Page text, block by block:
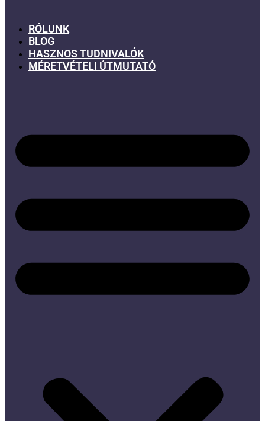
RÓLUNK
BLOG
HASZNOS TUDNIVALÓK
MÉRETVÉTELI ÚTMUTATÓ